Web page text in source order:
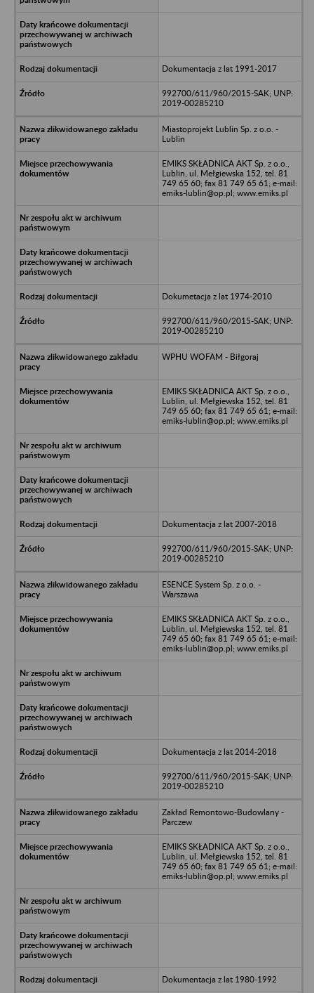
Dokumentacja z lat 1991-2017
992700/611/960/2015-SAK; UNP:
2019-00285210
Miastoprojekt Lublin Sp. z o.o. -
Lublin
EMIKS SKŁADNICA AKT Sp. z o.o.,
Lublin, ul. Mełgiewska 152, tel. 81
749 65 60; fax 81 749 65 61; e-mail:
emiks-lublin@op.pl; www.emiks.pl
Dokumetacja z lat 1974-2010
992700/611/960/2015-SAK; UNP:
2019-00285210
WPHU WOFAM - Biłgoraj
EMIKS SKŁADNICA AKT Sp. z o.o.,
Lublin, ul. Mełgiewska 152, tel. 81
749 65 60; fax 81 749 65 61; e-mail:
emiks-lublin@op.pl; www.emiks.pl
Dokumentacja z lat 2007-2018
992700/611/960/2015-SAK; UNP:
2019-00285210
ESENCE System Sp. z o.o. -
Warszawa
EMIKS SKŁADNICA AKT Sp. z o.o.,
Lublin, ul. Mełgiewska 152, tel. 81
749 65 60; fax 81 749 65 61; e-mail:
emiks-lublin@op.pl; www.emiks.pl
Dokumentacja z lat 2014-2018
992700/611/960/2015-SAK; UNP:
2019-00285210
Zakład Remontowo-Budowlany -
Parczew
EMIKS SKŁADNICA AKT Sp. z o.o.,
Lublin, ul. Mełgiewska 152, tel. 81
749 65 60; fax 81 749 65 61; e-mail:
emiks-lublin@op.pl; www.emiks.pl
Dokumentacja z lat 1980-1992